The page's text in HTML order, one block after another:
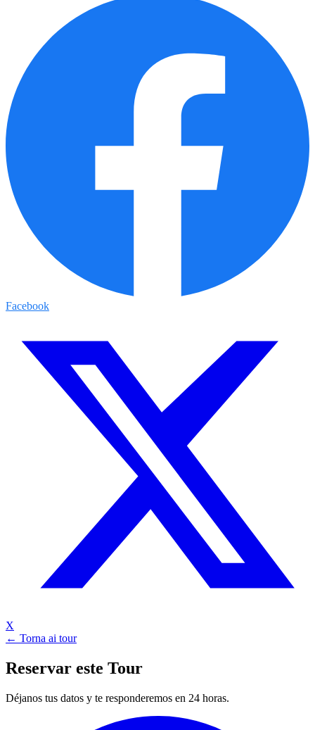
Facebook
X
← Torna ai tour
Reservar este Tour
Déjanos tus datos y te responderemos en 24 horas.